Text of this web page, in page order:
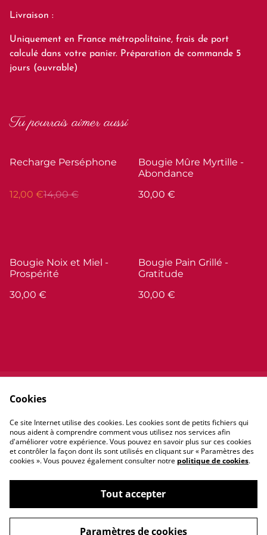
Livraison :
Uniquement en France métropolitaine, frais de port
calculé dans votre panier. Préparation de commande 5
jours (ouvrable)
Tu pourrais aimer aussi
%
Recharge Perséphone
12,00 €14,00 €
Bougie Mûre Myrtille -
Abondance
30,00 €
Bougie Noix et Miel -
Prospérité
30,00 €
Bougie Pain Grillé -
Gratitude
30,00 €
Politique de
confidentialité
Politique de cookies
©2026Lux môria
Cookies
Ce site Internet utilise des cookies. Les cookies sont de petits fichiers qui
nous aident à comprendre comment vous utilisez nos services afin
d'améliorer votre expérience. Vous pouvez en savoir plus sur ces cookies
et contrôler la façon dont ils sont utilisés en cliquant sur « Paramètres des
cookies ». Vous pouvez également consulter notre politique de cookies.
Tout accepter
Paramètres de cookies